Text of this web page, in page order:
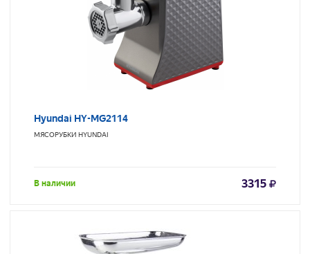
Hyundai HY-MG2114
МЯСОРУБКИ HYUNDAI
В наличии 3315